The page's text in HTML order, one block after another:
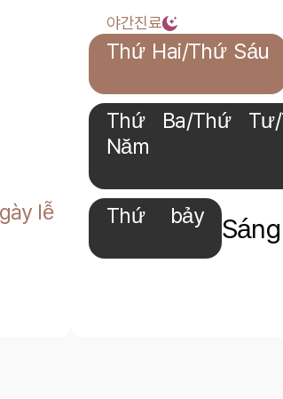
lễ
야간진료
Thứ Hai/Thứ Sáu
Thứ Ba/Thứ Tư/
Năm
Thứ bảy